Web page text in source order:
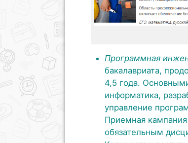
Программная
бакалавриата,
4,5 года.
информатика,
управление
Приемная
обязательным